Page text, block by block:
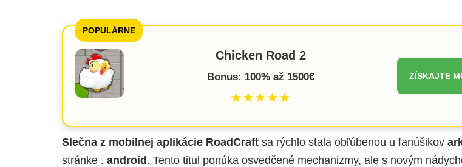
POPULÁRNE
Chicken Road 2
Bonus: 100% až 1500€
★★★★★
ZÍSKAJTE
Slečna z mobilnej aplikácie RoadCraft sa rýchlo stala obľúbenou u fanúšikov
stránke . android . Tento titul ponúka osvedčené mechanizmy, ale s novým